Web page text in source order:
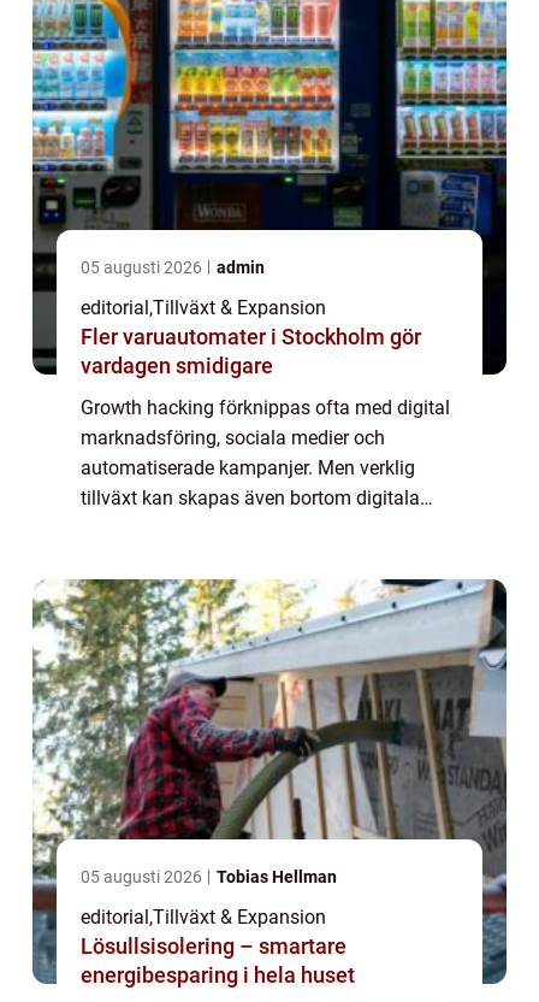
05 augusti 2026 admin
editorial ,Tillväxt & Expansion
Fler varuautomater i Stockholm gör
vardagen smidigare
Growth hacking förknippas ofta med digital
marknadsföring, sociala medier och
automatiserade kampanjer. Men verklig
tillväxt kan skapas även bortom digitala
05 augusti 2026 Tobias Hellman
editorial ,Tillväxt & Expansion
Lösullsisolering – smartare
energibesparing i hela huset